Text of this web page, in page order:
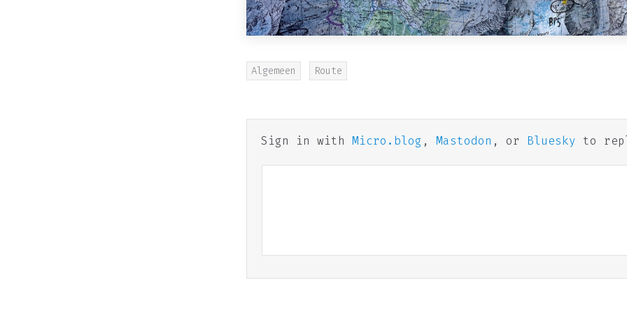
Algemeen Route
Sign in with Micro.blog , Mastodon , or Bluesky to